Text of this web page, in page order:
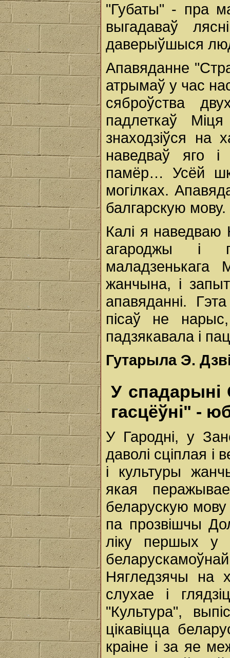
"Губаты" - пра
выгадаваў
даверыўшыся
Апавяданне
атрымаў у час
сяброўства
падлеткаў
знаходзіўся на
наведваў яго
памёр… Усёй
могілках.
балгарскую мову.
Калі я наведваю
агароджы і
жанчына, і
апавяданні.
пісаў не
падзякавала і
Гутарыла Э.
У спадарыні
гасцёўні" -
У Гародні, у
даволі сціплая і
і культуры
якая
беларускую
па прозвішчы
ліку першых у
Нягледзячы на
слухае і
"Культура",
цікавіцца
краіне і за яе